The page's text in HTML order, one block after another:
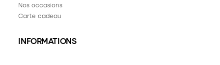
Nos occasions
Carte cadeau
INFORMATIONS